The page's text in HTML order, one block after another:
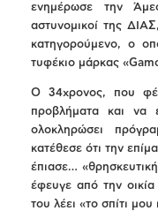
ενημέρωσε την
αστυνομικοί της
κατηγορούμενο, ο
τυφέκιο μάρκας
Ο 34χρονος, που
προβλήματα και να
ολοκληρώσει
κατέθεσε ότι την
έπιασε…
έφευγε από την
του λέει «το σπίτι μου